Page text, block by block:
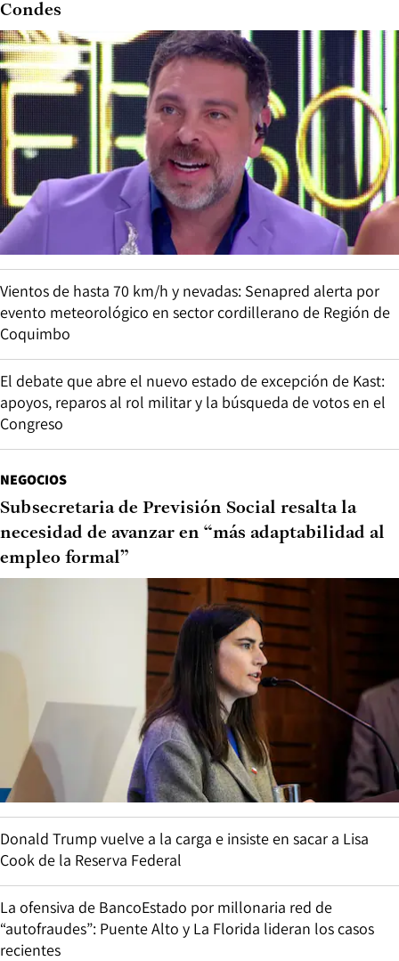
Condes
Vientos de hasta 70 km/h y nevadas: Senapred alerta por
evento meteorológico en sector cordillerano de Región de
Coquimbo
El debate que abre el nuevo estado de excepción de Kast:
apoyos, reparos al rol militar y la búsqueda de votos en el
Congreso
NEGOCIOS
Subsecretaria de Previsión Social resalta la
necesidad de avanzar en “más adaptabilidad al
empleo formal”
Donald Trump vuelve a la carga e insiste en sacar a Lisa
Cook de la Reserva Federal
La ofensiva de BancoEstado por millonaria red de
“autofraudes”: Puente Alto y La Florida lideran los casos
recientes